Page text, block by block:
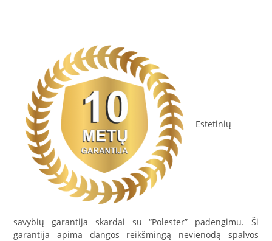
Estetinių
savybių garantija skardai su “Polester” padengimu. Ši
garantija apima dangos reikšmingą nevienodą spalvos